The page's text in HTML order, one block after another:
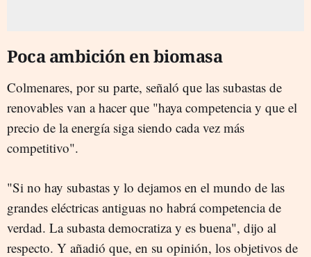
Poca ambición en biomasa
Colmenares, por su parte, señaló que las subastas de
renovables van a hacer que "haya competencia y que el
precio de la energía siga siendo cada vez más
competitivo".
"Si no hay subastas y lo dejamos en el mundo de las
grandes eléctricas antiguas no habrá competencia de
verdad. La subasta democratiza y es buena", dijo al
respecto. Y añadió que, en su opinión, los objetivos de